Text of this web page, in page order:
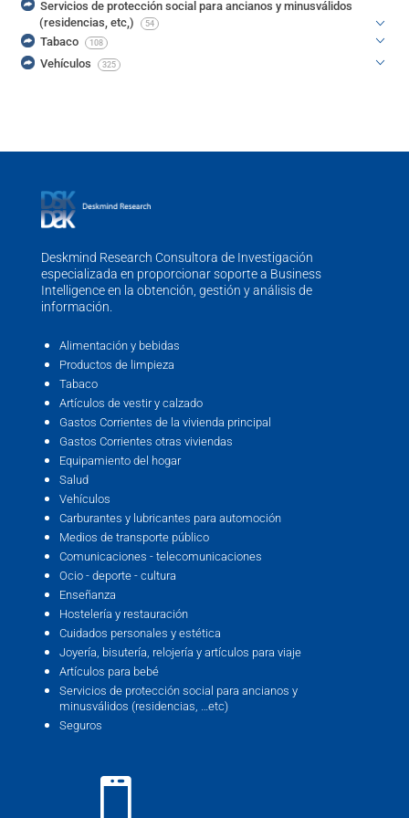
Servicios de protección social para ancianos y minusválidos
(residencias, etc,)
54
Tabaco 108
Vehículos 325
Deskmind Research Consultora de Investigación
especializada en proporcionar soporte a Business
Intelligence en la obtención, gestión y análisis de
información.
Alimentación y bebidas
Productos de limpieza
Tabaco
Artículos de vestir y calzado
Gastos Corrientes de la vivienda principal
Gastos Corrientes otras viviendas
Equipamiento del hogar
Salud
Vehículos
Carburantes y lubricantes para automoción
Medios de transporte público
Comunicaciones - telecomunicaciones
Ocio - deporte - cultura
Enseñanza
Hostelería y restauración
Cuidados personales y estética
Joyería, bisutería, relojería y artículos para viaje
Artículos para bebé
Servicios de protección social para ancianos y
minusválidos (residencias, …etc)
Seguros